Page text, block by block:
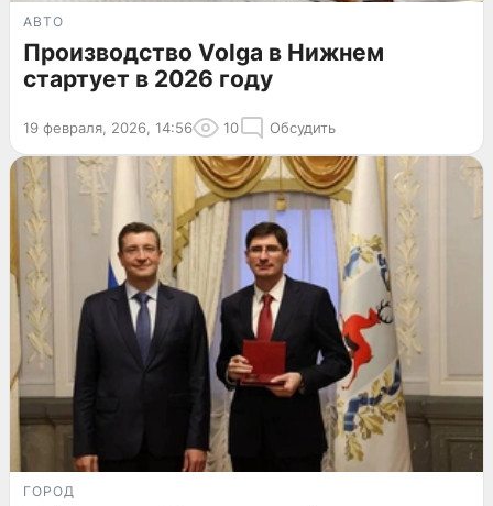
АВТО
Производство Volga в Нижнем
стартует в 2026 году
19 февраля, 2026, 14:56 10 Обсудить
ГОРОД